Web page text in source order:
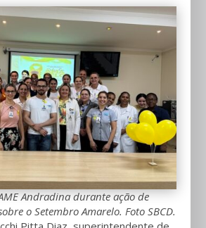
Andradina durante ação de
o Setembro Amarelo. Foto SBCD.